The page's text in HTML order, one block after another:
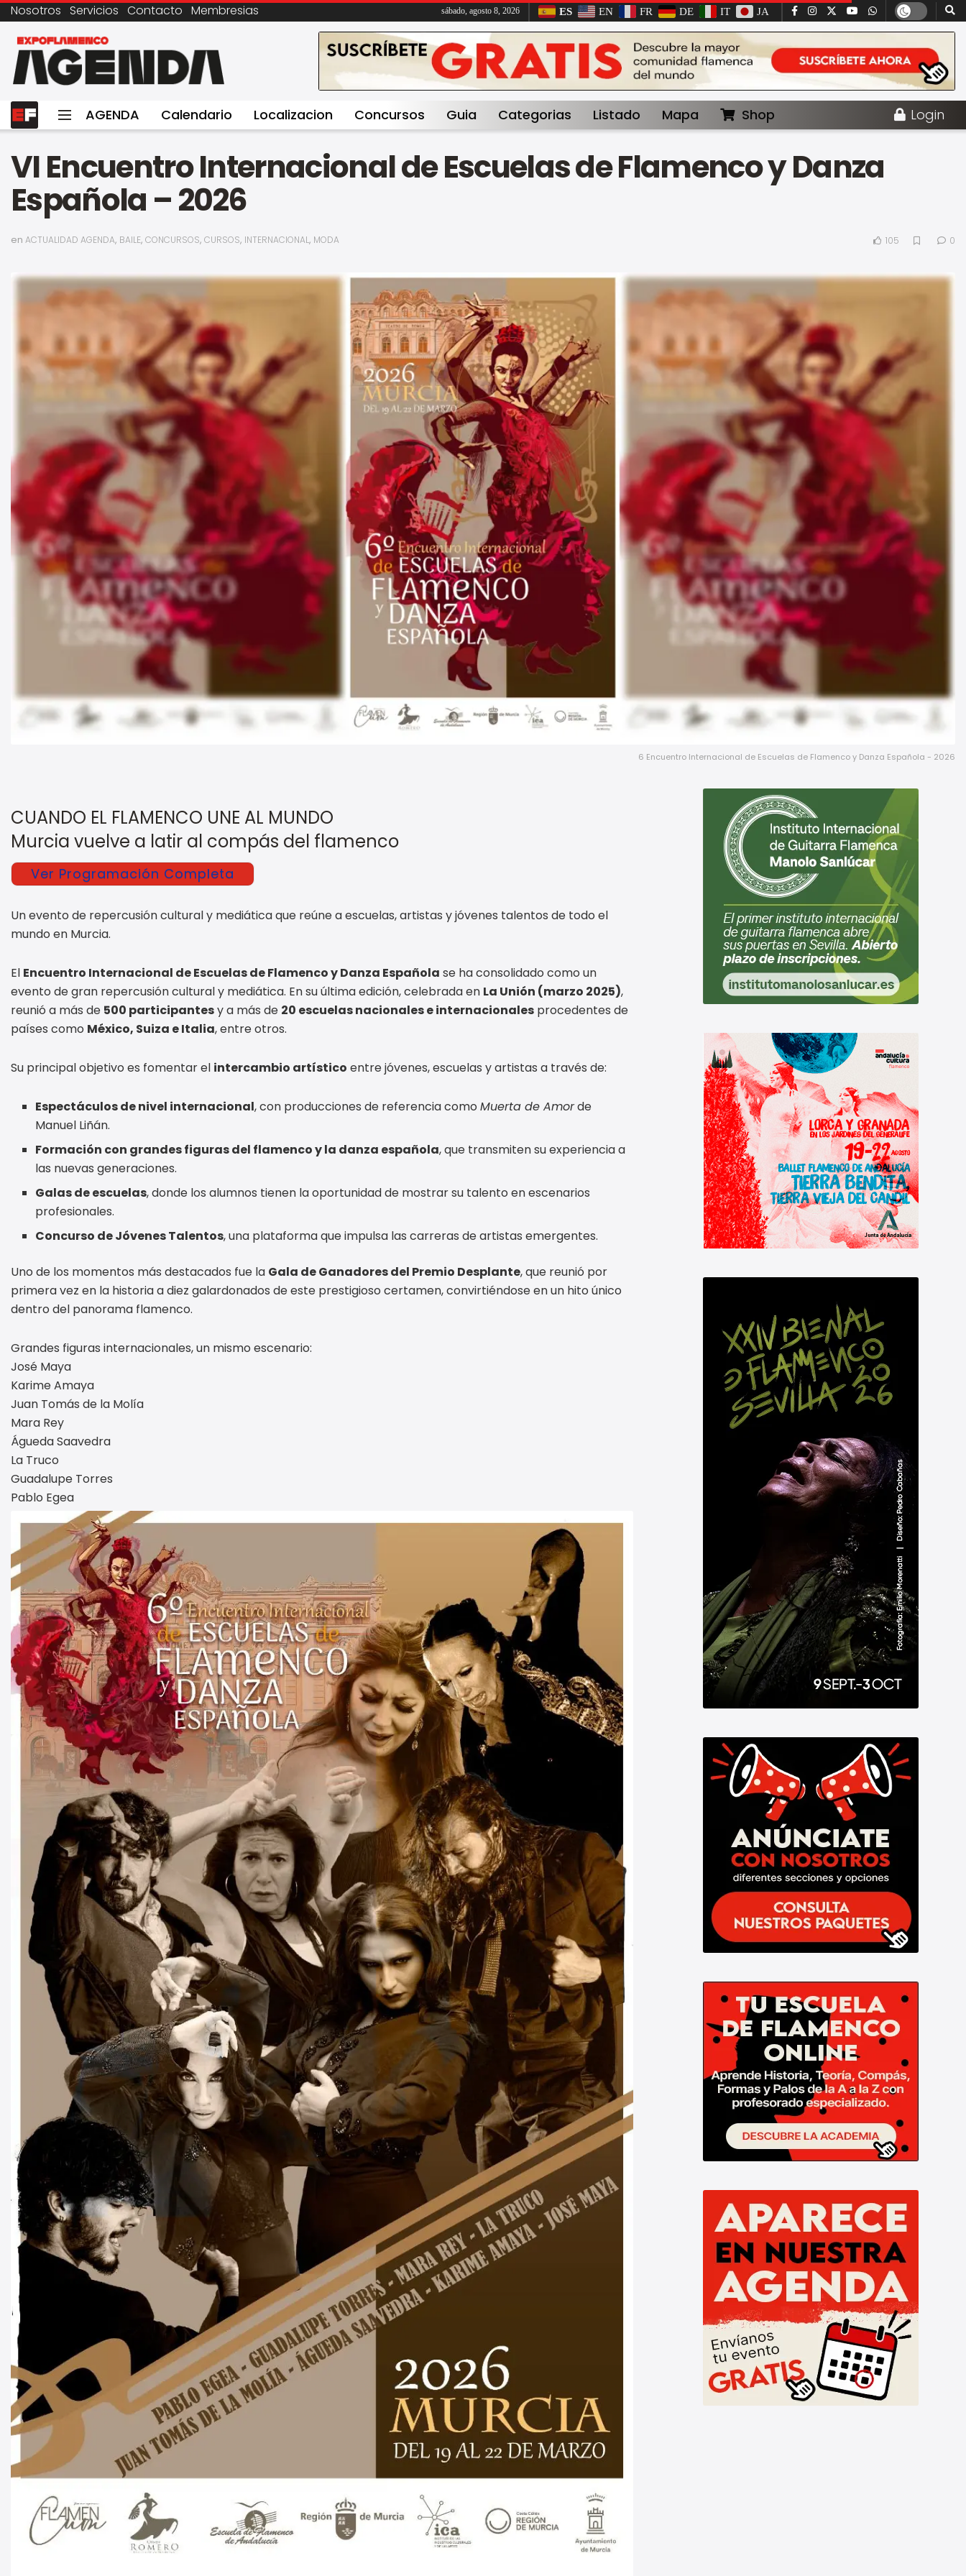
Nosotros Servicios Contacto Membresias sábado, agosto 8, 2026 ES EN FR DE IT JA
AGENDA Calendario Localizacion Concursos Guia Categorias Listado Mapa Shop Login
VI Encuentro Internacional de Escuelas de Flamenco y Danza
Española – 2026
en ACTUALIDAD AGENDA, BAILE, CONCURSOS, CURSOS, INTERNACIONAL, MODA 105 0
6 Encuentro Internacional de Escuelas de Flamenco y Danza Española - 2026
CUANDO EL FLAMENCO UNE AL MUNDO
Murcia vuelve a latir al compás del flamenco
Ver Programación Completa
Un evento de repercusión cultural y mediática que reúne a escuelas, artistas y jóvenes talentos de todo el
mundo en Murcia.
El Encuentro Internacional de Escuelas de Flamenco y Danza Española se ha consolidado como un
evento de gran repercusión cultural y mediática. En su última edición, celebrada en La Unión (marzo 2025),
reunió a más de 500 participantesy a más de 20 escuelas nacionales e internacionales procedentes de
países como México, Suiza e Italia, entre otros.
Su principal objetivo es fomentar el intercambio artístico entre jóvenes, escuelas y artistas a través de:
Espectáculos de nivel internacional, con producciones de referencia comoMuerta de Amorde
Manuel Liñán.
Formación con grandes figuras del flamenco y la danza española, que transmiten su experiencia a
las nuevas generaciones.
Galas de escuelas, donde los alumnos tienen la oportunidad de mostrar su talento en escenarios
profesionales.
Concurso de Jóvenes Talentos, una plataforma que impulsa las carreras de artistas emergentes.
Uno de los momentos más destacados fue la Gala de Ganadores del Premio Desplante, que reunió por
primera vez en la historia a diez galardonados de este prestigioso certamen, convirtiéndose en un hito único
dentro del panorama flamenco.
Grandes figuras internacionales, un mismo escenario:
José Maya
Karime Amaya
Juan Tomás de la Molía
Mara Rey
Águeda Saavedra
La Truco
Guadalupe Torres
Pablo Egea